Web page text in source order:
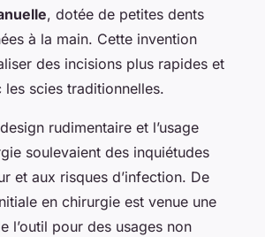
, dotée de petites dents
à la main. Cette invention
des incisions plus rapides et
les scies traditionnelles.
rudimentaire et l’usage
soulevaient des inquiétudes
et aux risques d’infection. De
en chirurgie est venue une
l’outil pour des usages non